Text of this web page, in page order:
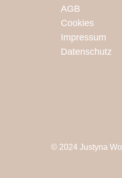
AGB
Cookies
Impressum
Datenschutz
© 2024 Justyna